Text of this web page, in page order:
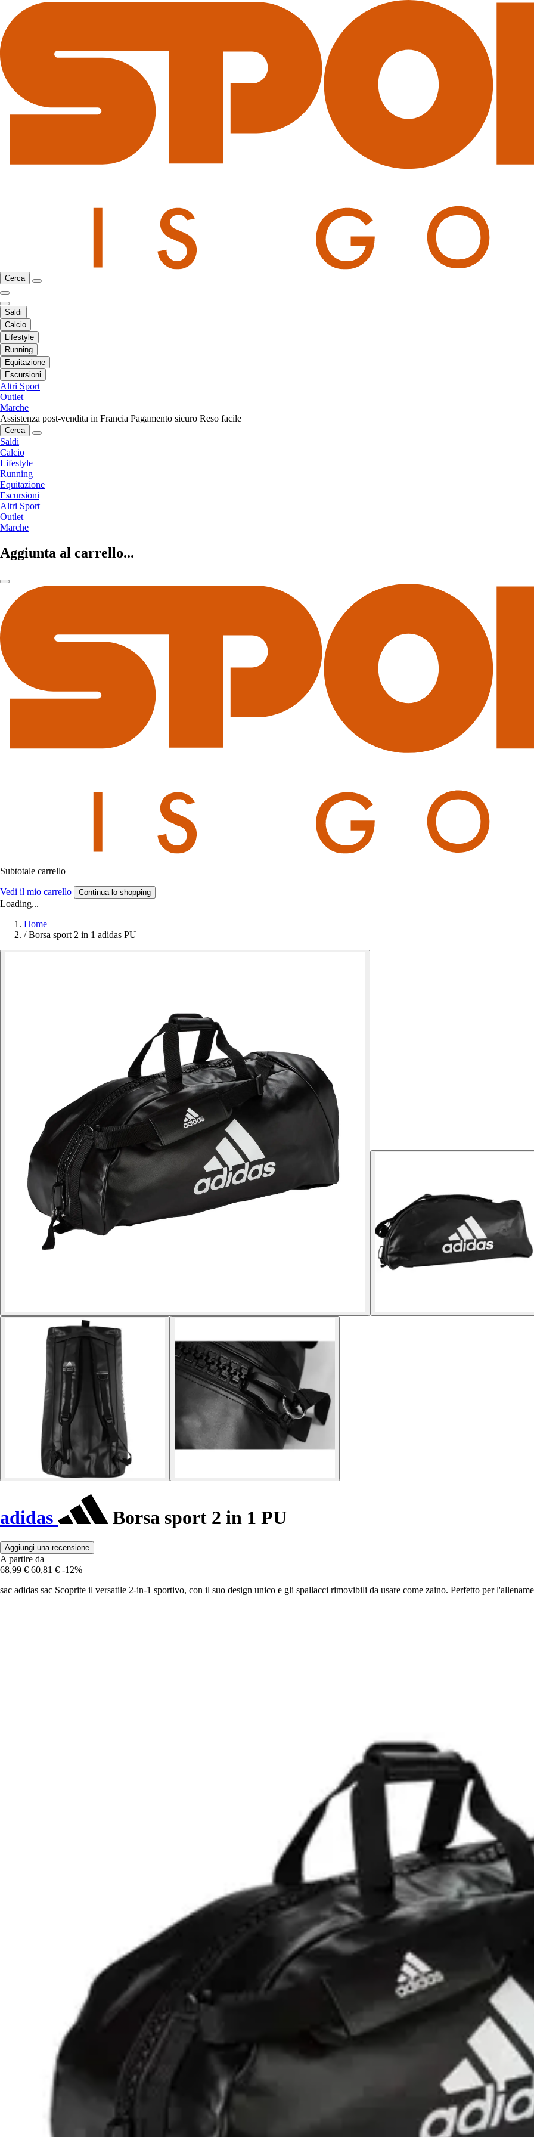
Cerca
Saldi
Calcio
Lifestyle
Running
Equitazione
Escursioni
Altri Sport
Outlet
Marche
Assistenza post-vendita in Francia Pagamento sicuro Reso facile
Cerca
Saldi
Calcio
Lifestyle
Running
Equitazione
Escursioni
Altri Sport
Outlet
Marche
Aggiunta al carrello...
Subtotale carrello
Vedi il mio carrello Continua lo shopping
Loading...
Home
/ Borsa sport 2 in 1 adidas PU
adidas Borsa sport 2 in 1 PU
Aggiungi una recensione
A partire da
68,99 € 60,81 € -12%
sac adidas sac Scoprite il versatile 2-in-1 sportivo, con il suo design unico e gli spallacci rimovibili da usare come zaino. Perfetto per